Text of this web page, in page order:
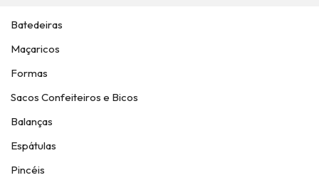
Batedeiras
Maçaricos
Formas
Sacos Confeiteiros e Bicos
Balanças
Espátulas
Pincéis